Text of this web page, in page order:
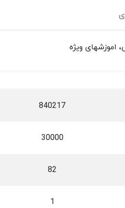
اموزشهای ویژه
840217
30000
82
1